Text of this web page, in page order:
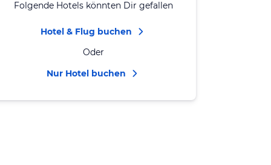
Folgende Hotels könnten Dir gefallen
Hotel & Flug buchen
Oder
Nur Hotel buchen